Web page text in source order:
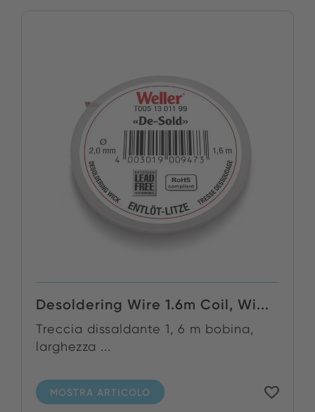
Desoldering Wire 1.6m Coil, Wi...
Treccia dissaldante 1, 6 m bobina,
larghezza ...
MOSTRA ARTICOLO